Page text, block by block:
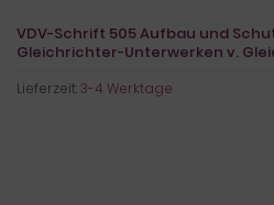
VDV-Schrift 505 Aufbau und
Gleichrichter-Unterwerken v.
Lieferzeit:3-4 Werktage